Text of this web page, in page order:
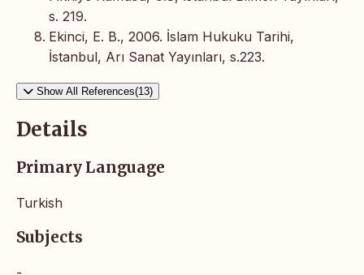
s. 219.
Ekinci, E. B., 2006. İslam Hukuku Tarihi,
İstanbul, Arı Sanat Yayınları, s.223.
Show All References(13)
Details
Primary Language
Turkish
Subjects